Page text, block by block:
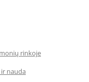
rinkoje
nauda